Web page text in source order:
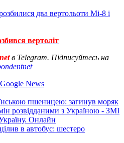
два вертольоти Мі-8 і
вертоліт
в Telegram. Підписуйтесь на
News
пшеницею: загинув моряк
розвідданими з Україною - ЗМІ
Онлайн
в автобус: шестеро